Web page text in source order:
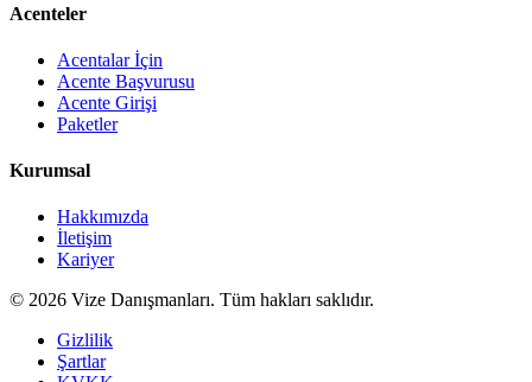
Acenteler
Acentalar İçin
Acente Başvurusu
Acente Girişi
Paketler
Kurumsal
Hakkımızda
İletişim
Kariyer
© 2026 Vize Danışmanları. Tüm hakları saklıdır.
Gizlilik
Şartlar